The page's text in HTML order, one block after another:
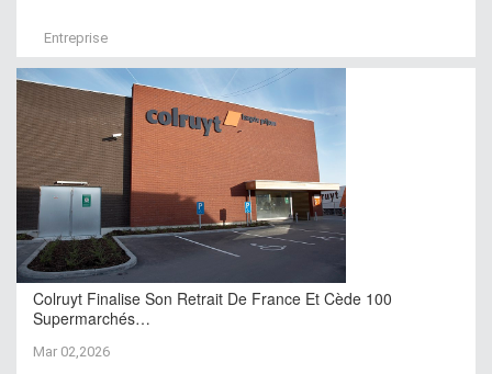
Entreprise
Colruyt Finalise Son Retrait De France Et Cède 100
Supermarchés…
Mar 02,2026